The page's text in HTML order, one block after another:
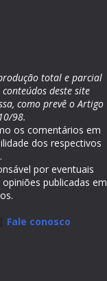
total e parcial
deste site
como prevê o Artigo
98.
os comentários em
dos respectivos
por eventuais
publicadas em
Fale conosco